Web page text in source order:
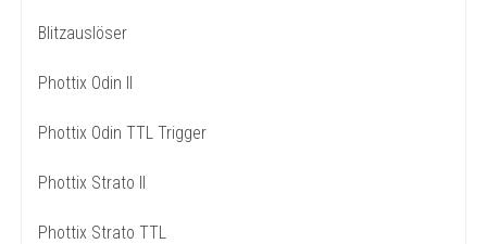
Blitzauslöser
Phottix Odin II
Phottix Odin TTL Trigger
Phottix Strato II
Phottix Strato TTL